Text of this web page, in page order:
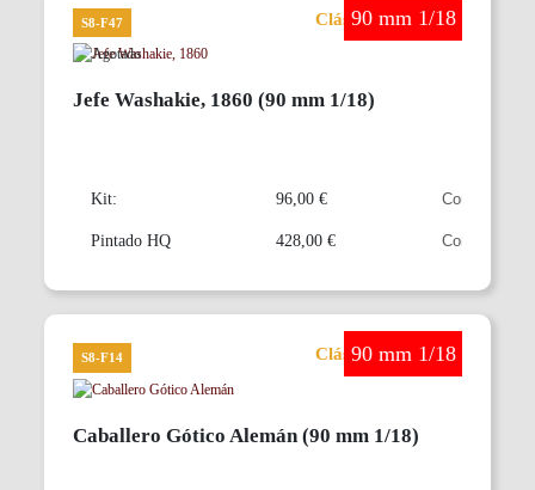
S8-F47 Clásicos en 90 mm
90 mm 1/18
Jefe Washakie, 1860 (90 mm 1/18)
Kit: 96,00 €
Pintado HQ 428,00 €
S8-F14 Clásicos en 90 mm
90 mm 1/18
Caballero Gótico Alemán (90 mm 1/18)